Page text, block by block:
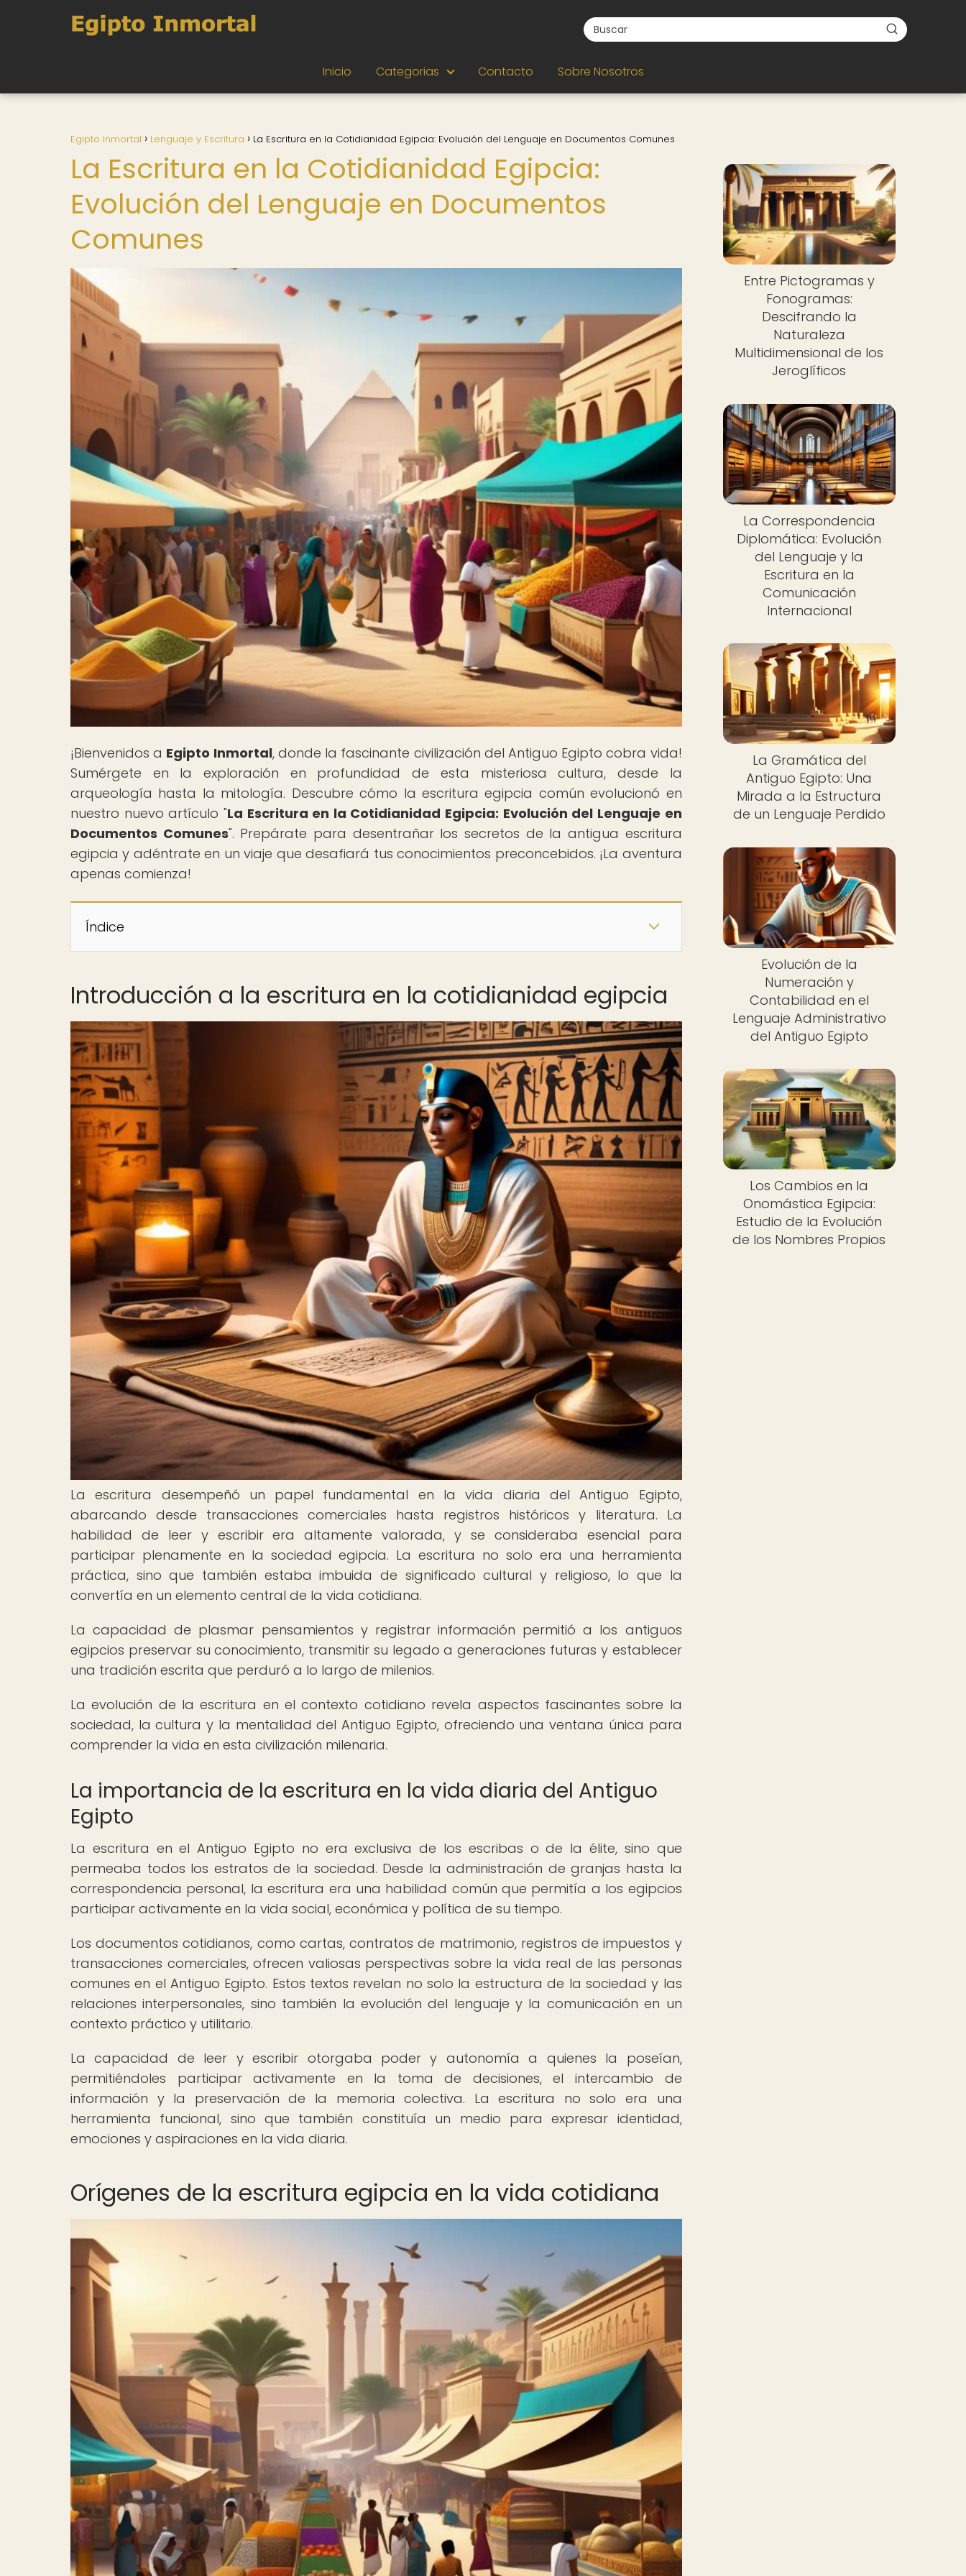
Inicio Categorias Contacto Sobre Nosotros
Egipto Inmortal Lenguaje y Escritura La Escritura en la Cotidianidad Egipcia: Evolución del Lenguaje en Documentos Comunes
La Escritura en la Cotidianidad Egipcia:
Evolución del Lenguaje en Documentos
Comunes
¡Bienvenidos a Egipto Inmortal, donde la fascinante civilización del Antiguo Egipto cobra vida!
Sumérgete en la exploración en profundidad de esta misteriosa cultura, desde la
arqueología hasta la mitología. Descubre cómo la escritura egipcia común evolucionó en
nuestro nuevo artículo "La Escritura en la Cotidianidad Egipcia: Evolución del Lenguaje en
Documentos Comunes". Prepárate para desentrañar los secretos de la antigua escritura
egipcia y adéntrate en un viaje que desafiará tus conocimientos preconcebidos. ¡La aventura
apenas comienza!
Índice
Introducción a la escritura en la cotidianidad egipcia
La escritura desempeñó un papel fundamental en la vida diaria del Antiguo Egipto,
abarcando desde transacciones comerciales hasta registros históricos y literatura. La
habilidad de leer y escribir era altamente valorada, y se consideraba esencial para
participar plenamente en la sociedad egipcia. La escritura no solo era una herramienta
práctica, sino que también estaba imbuida de significado cultural y religioso, lo que la
convertía en un elemento central de la vida cotidiana.
La capacidad de plasmar pensamientos y registrar información permitió a los antiguos
egipcios preservar su conocimiento, transmitir su legado a generaciones futuras y establecer
una tradición escrita que perduró a lo largo de milenios.
La evolución de la escritura en el contexto cotidiano revela aspectos fascinantes sobre la
sociedad, la cultura y la mentalidad del Antiguo Egipto, ofreciendo una ventana única para
comprender la vida en esta civilización milenaria.
La importancia de la escritura en la vida diaria del Antiguo
Egipto
La escritura en el Antiguo Egipto no era exclusiva de los escribas o de la élite, sino que
permeaba todos los estratos de la sociedad. Desde la administración de granjas hasta la
correspondencia personal, la escritura era una habilidad común que permitía a los egipcios
participar activamente en la vida social, económica y política de su tiempo.
Los documentos cotidianos, como cartas, contratos de matrimonio, registros de impuestos y
transacciones comerciales, ofrecen valiosas perspectivas sobre la vida real de las personas
comunes en el Antiguo Egipto. Estos textos revelan no solo la estructura de la sociedad y las
relaciones interpersonales, sino también la evolución del lenguaje y la comunicación en un
contexto práctico y utilitario.
La capacidad de leer y escribir otorgaba poder y autonomía a quienes la poseían,
permitiéndoles participar activamente en la toma de decisiones, el intercambio de
información y la preservación de la memoria colectiva. La escritura no solo era una
herramienta funcional, sino que también constituía un medio para expresar identidad,
emociones y aspiraciones en la vida diaria.
Orígenes de la escritura egipcia en la vida cotidiana
Entre Pictogramas y
Fonogramas:
Descifrando la
Naturaleza
Multidimensional de los
Jeroglíficos
La Correspondencia
Diplomática: Evolución
del Lenguaje y la
Escritura en la
Comunicación
Internacional
La Gramática del
Antiguo Egipto: Una
Mirada a la Estructura
de un Lenguaje Perdido
Evolución de la
Numeración y
Contabilidad en el
Lenguaje Administrativo
del Antiguo Egipto
Los Cambios en la
Onomástica Egipcia:
Estudio de la Evolución
de los Nombres Propios